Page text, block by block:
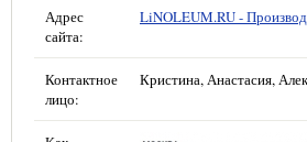
Адрес
сайта:
LiNOLEUM.RU -
Контактное
лицо:
Кристина, Анастасия,